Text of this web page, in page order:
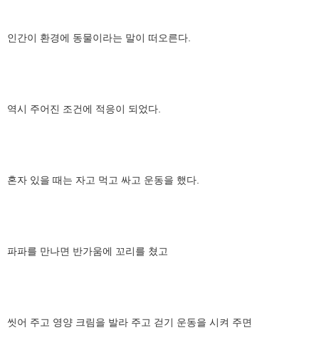
인간이 환경에 동물이라는 말이 떠오른다.
역시 주어진 조건에 적응이 되었다.
혼자 있을 때는 자고 먹고 싸고 운동을 했다.
파파를 만나면 반가움에 꼬리를 쳤고
씻어 주고 영양 크림을 발라 주고 걷기 운동을 시켜 주면